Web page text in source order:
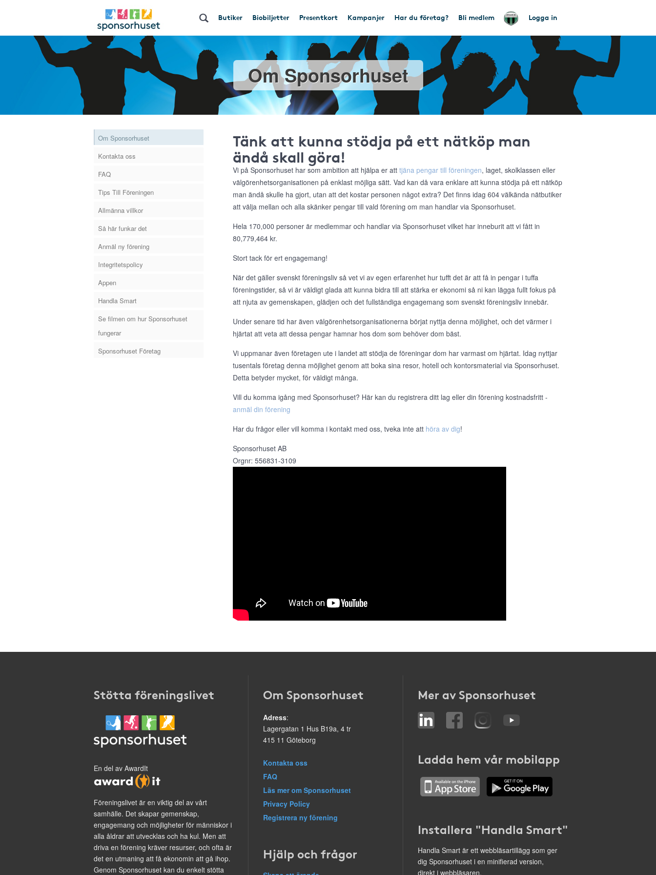
Butiker Biobiljetter Presentkort Kampanjer Har du företag? Bli medlem Logga in
Om Sponsorhuset
Om Sponsorhuset
Kontakta oss
FAQ
Tips Till Föreningen
Allmänna villkor
Så här funkar det
Anmäl ny förening
Integritetspolicy
Appen
Handla Smart
Se filmen om hur Sponsorhuset
fungerar
Sponsorhuset Företag
Tänk att kunna stödja på ett nätköp man
ändå skall göra!
Vi på Sponsorhuset har som ambition att hjälpa er att tjäna pengar till föreningen, laget, skolklassen eller
välgörenhetsorganisationen på enklast möjliga sätt. Vad kan då vara enklare att kunna stödja på ett nätköp
man ändå skulle ha gjort, utan att det kostar personen något extra? Det finns idag 604 välkända nätbutiker
att välja mellan och alla skänker pengar till vald förening om man handlar via Sponsorhuset.
Hela 170,000 personer är medlemmar och handlar via Sponsorhuset vilket har inneburit att vi fått in
80,779,464 kr.
Stort tack för ert engagemang!
När det gäller svenskt föreningsliv så vet vi av egen erfarenhet hur tufft det är att få in pengar i tuffa
föreningstider, så vi är väldigt glada att kunna bidra till att stärka er ekonomi så ni kan lägga fullt fokus på
att njuta av gemenskapen, glädjen och det fullständiga engagemang som svenskt föreningsliv innebär.
Under senare tid har även välgörenhetsorganisationerna börjat nyttja denna möjlighet, och det värmer i
hjärtat att veta att dessa pengar hamnar hos dom som behöver dom bäst.
Vi uppmanar även företagen ute i landet att stödja de föreningar dom har varmast om hjärtat. Idag nyttjar
tusentals företag denna möjlighet genom att boka sina resor, hotell och kontorsmaterial via Sponsorhuset.
Detta betyder mycket, för väldigt många.
Vill du komma igång med Sponsorhuset? Här kan du registrera ditt lag eller din förening kostnadsfritt -
anmäl din förening
Har du frågor eller vill komma i kontakt med oss, tveka inte att höra av dig!
Sponsorhuset AB
Orgnr: 556831-3109
Stötta föreningslivet
En del av AwardIt
Föreningslivet är en viktig del av vårt
samhälle. Det skapar gemenskap,
engagemang och möjligheter för människor i
alla åldrar att utvecklas och ha kul. Men att
driva en förening kräver resurser, och ofta är
det en utmaning att få ekonomin att gå ihop.
Genom Sponsorhuset kan du enkelt stötta
Om Sponsorhuset
Adress:
Lagergatan 1 Hus B19a, 4 tr
415 11 Göteborg
Kontakta oss
FAQ
Läs mer om Sponsorhuset
Privacy Policy
Registrera ny förening
Hjälp och frågor
Mer av Sponsorhuset
Ladda hem vår mobilapp
Installera "Handla Smart"
Handla Smart är ett webbläsartillägg som ger
dig Sponsorhuset i en minifierad version,
direkt i webbläsaren.